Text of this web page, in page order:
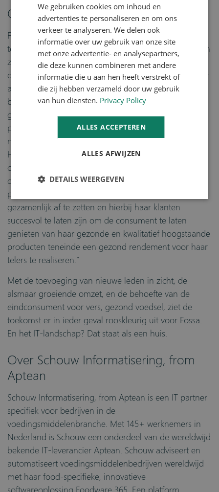
Over Fossa Eugenia
Fossa Eugenia, met hoofdkantoor in Venlo, is een
telersvereniging met 34 leden. Met een stijgende lijn in
zowel de omzet en telers als assortiment, is Fossa
duidelijk een bedrijf in groei. De telersvereniging levert
aan groothandels, supermarkten en verwerkende
bedrijven. Fossa is een echte platte organisatie, en
gelooft in korte lijntjes. Dat betekent ook dat de
producten voor het grootste gedeelte direct van teler
naar klant gaan, zonder onnodige extra tussenstops.
Hoe Fossa het zelf mooi verwoordt: “Fossa is een
coöperatie van en voor telers die jaarrond en op
duurzame wijze, gezonde groenten en fruit
produceren. Zij heeft als doel haar producten
gezamenlijk af te zetten en hierbij haar klanten
succesvol te laten zijn om de consument te laten
genieten van haar gezonde en kwalitatief hoogstaande
producten teneinde een gezond rendement voor haar
telers te realiseren.”
Met de toevoeging van nieuwe leden in zicht, de
alsmaar groeiende omzet, en de behoefte van de
eindconsument voor vers, gezond voedsel, ziet de
toekomst er in ieder geval rooskleurig uit voor Fossa.
En het IT-landschap? Dat staat als een huis.
Over Schouw Informatisering, from
Aptean
Schouw Informatisering, from Aptean is een IT partner
specifiek voor bedrijven in de
voedingsmiddelenbranche. Met 145+ werknemers in
Nederland is Schouw een onderdeel van de wereldwijd
bekende IT-leverancier Aptean. Schouw adviseert en
automatiseert voedingsmiddelenbedrijven wereldwijd
met haar food-specifieke, innovatieve
softwareoplossing Foodware 365. Een platform
We gebruiken cookies om inhoud en
advertenties te personaliseren en om ons
verkeer te analyseren. We delen ook
informatie over uw gebruik van onze site
met onze advertentie- en analysepartners,
die deze kunnen combineren met andere
informatie die u aan hen heeft verstrekt of
die zij hebben verzameld door uw gebruik
van hun diensten. Privacy Policy
ALLES ACCEPTEREN
ALLES AFWIJZEN
DETAILS WEERGEVEN